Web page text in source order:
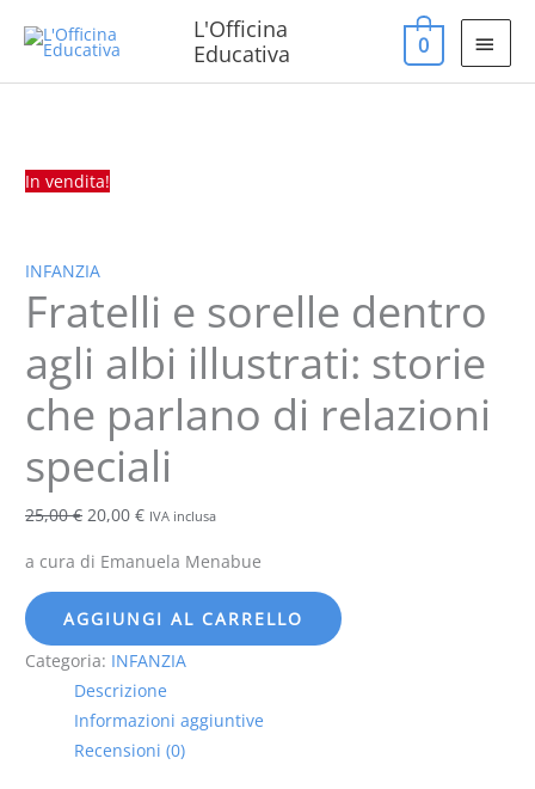
L'Officina
Educativa
0
In vendita!
INFANZIA
Fratelli e sorelle dentro
agli albi illustrati: storie
che parlano di relazioni
speciali
25,00€
era:
20,00€ IVA inclusa
a cura di Emanuela Menabue
dentro
illustrati:
storie
parlano
relazioni
speciali
quantità
AGGIUNGI AL CARRELLO
Categoria: INFANZIA
Descrizione
Informazioni aggiuntive
Recensioni (0)